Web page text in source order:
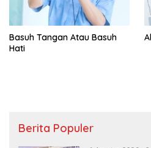
Basuh Tangan Atau Basuh
Hati
Berita Populer